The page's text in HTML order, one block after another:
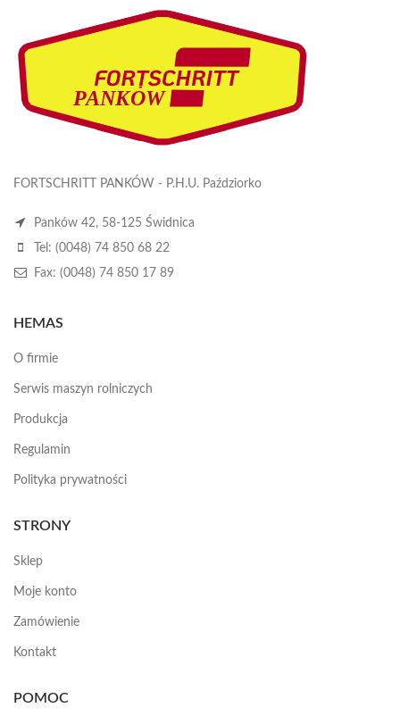
FORTSCHRITT PANKÓW - P.H.U. Paździorko
Panków 42, 58-125 Świdnica
Tel: (0048) 74 850 68 22
Fax: (0048) 74 850 17 89
HEMAS
O firmie
Serwis maszyn rolniczych
Produkcja
Regulamin
Polityka prywatności
STRONY
Sklep
Moje konto
Zamówienie
Kontakt
POMOC